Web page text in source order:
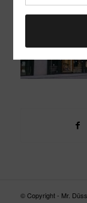
© Copyright - Mr.